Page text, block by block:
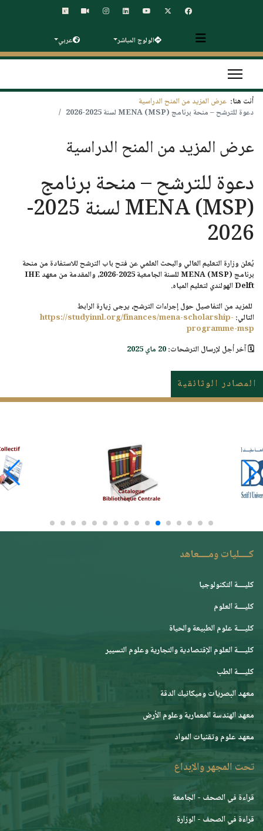
الولوج المباشر عربي
أنت هنا: عرض المزيد من المنح الدراسية
دعوة للترشح – منحة برنامج MENA (MSP) لسنة 2025-2026
عرض المزيد من المنح الدراسية
دعوة للترشح – منحة برنامج
MENA (MSP) لسنة 2025-
2026
يُعلن وزارة التعليم العالي والبحث العلميعن فتح باب الترشح للاستفادة من منحة
برنامج MENA (MSP)
للسنة الجامعية2025-2026 ، والمقدمة من
معهد IHE
Delft الهولندي لتعليم المياه
.
للمزيد من التفاصيل حول إجراءات الترشح، يرجى زيارة الرابط
التالي: https://studyinnl.org/finances/mena-scholarship-
programme-msp
🗓️آخر أجل لإرسال الترشحات:
المصادر الوثائقية
كــــليات ومــــعاهد
كليــــة التكنولوجيا
كليــــة العلوم
كليــــة علوم الطبيعة والحياة
كليــــة العلوم الإقتصادية والتجارية وعلوم التسيير
كليــــة الطب
معهد البصريات وميكانيك الدقة
معهد الهندسة المعمارية وعلوم الأرض
معهد علوم وتقنيات المواد
تحت المجهر والإبداع
قراءة في الصحف - الجامعة
قراءة في الصحف - الوزارة